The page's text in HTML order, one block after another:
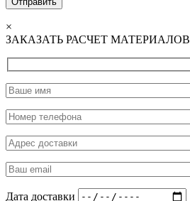
×
ЗАКАЗАТЬ РАСЧЕТ МАТЕРИАЛОВ
Дата доставки